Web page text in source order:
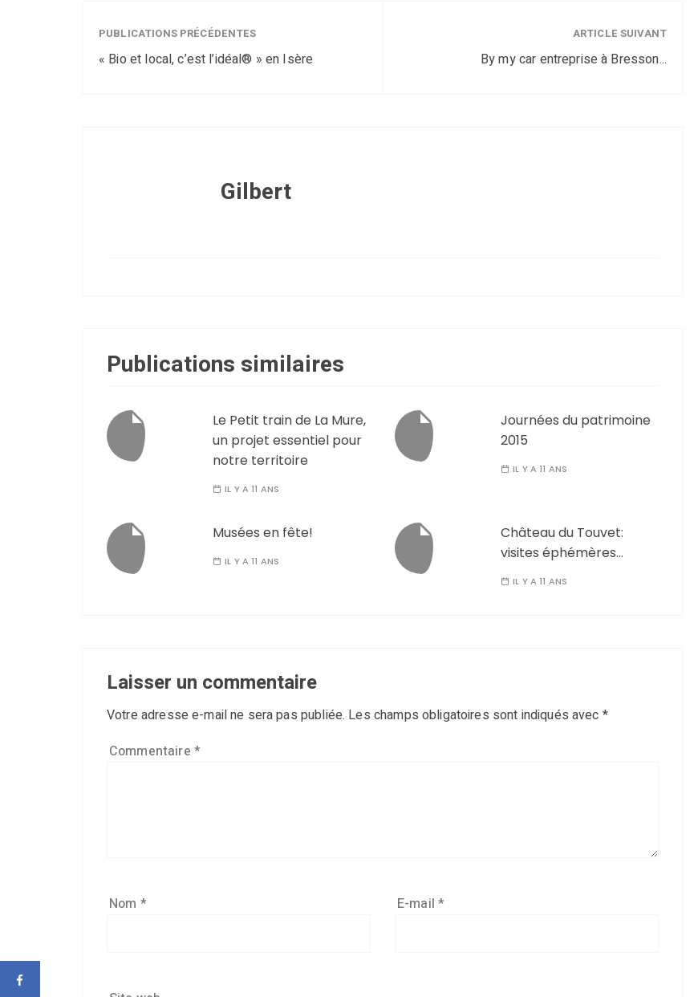
PUBLICATIONS PRÉCÉDENTES
« Bio et local, c’est l’idéal® » en Isère
ARTICLE SUIVANT
By my car entreprise à Bresson...
Gilbert
Publications similaires
Le Petit train de La Mure,
un projet essentiel pour
notre territoire
IL Y A 11 ANS
Journées du patrimoine
2015
IL Y A 11 ANS
Musées en fête!
IL Y A 11 ANS
Château du Touvet:
visites éphémères…
IL Y A 11 ANS
Laisser un commentaire
Votre adresse e-mail ne sera pas publiée. Les champs obligatoires sont indiqués avec *
Commentaire *
Nom * E-mail*